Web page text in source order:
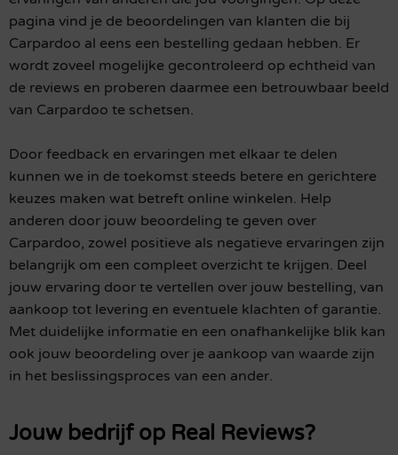
pagina vind je de beoordelingen van klanten die bij
Carpardoo al eens een bestelling gedaan hebben. Er
wordt zoveel mogelijke gecontroleerd op echtheid van
de reviews en proberen daarmee een betrouwbaar beeld
van Carpardoo te schetsen.
Door feedback en ervaringen met elkaar te delen
kunnen we in de toekomst steeds betere en gerichtere
keuzes maken wat betreft online winkelen. Help
anderen door jouw beoordeling te geven over
Carpardoo, zowel positieve als negatieve ervaringen zijn
belangrijk om een compleet overzicht te krijgen. Deel
jouw ervaring door te vertellen over jouw bestelling, van
aankoop tot levering en eventuele klachten of garantie.
Met duidelijke informatie en een onafhankelijke blik kan
ook jouw beoordeling over je aankoop van waarde zijn
in het beslissingsproces van een ander.
Jouw bedrijf op Real Reviews?